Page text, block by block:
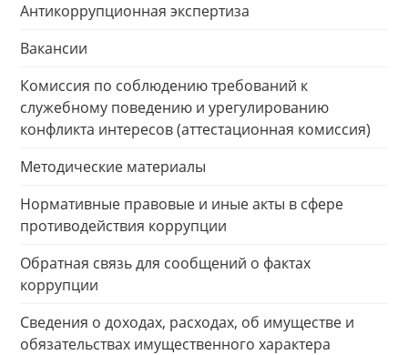
Антикоррупционная экспертиза
Вакансии
Комиссия по соблюдению требований к
служебному поведению и урегулированию
конфликта интересов (аттестационная комиссия)
Методические материалы
Нормативные правовые и иные акты в сфере
противодействия коррупции
Обратная связь для сообщений о фактах
коррупции
Сведения о доходах, расходах, об имуществе и
обязательствах имущественного характера